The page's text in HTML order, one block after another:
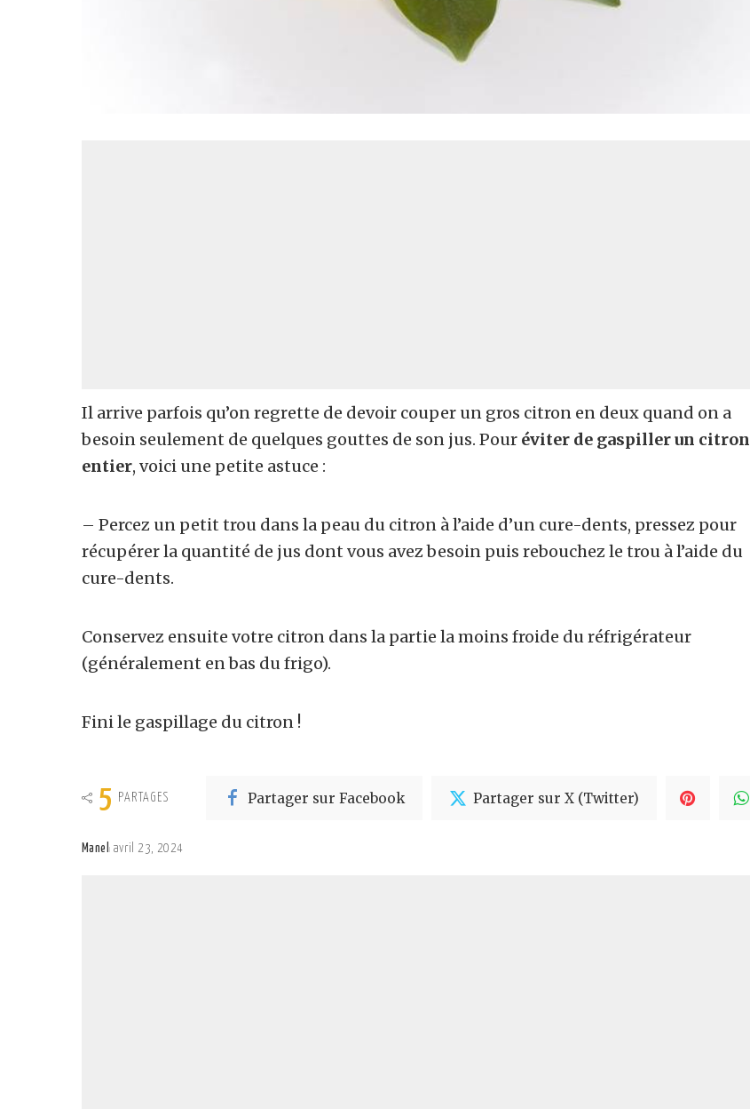
Il arrive parfois qu’on regrette de devoir couper un gros citron en deux quand on a
besoin seulement de quelques gouttes de son jus. Pour éviter de gaspiller un citron
entier, voici une petite astuce :
– Percez un petit trou dans la peau du citron à l’aide d’un cure-dents, pressez pour
récupérer la quantité de jus dont vous avez besoin puis rebouchez le trou à l’aide du
cure-dents.
Conservez ensuite votre citron dans la partie la moins froide du réfrigérateur
(généralement en bas du frigo).
Fini le gaspillage du citron !
5 PARTAGES Partager sur Facebook Partager sur X (Twitter)
Manel avril 23, 2024